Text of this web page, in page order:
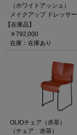
（ホワイトアッシュ）
メイクアップ ドレッサー
【在庫品】
￥792,000
在庫：在庫あり
OLIOチェア（赤茶）
（チェア 赤茶）